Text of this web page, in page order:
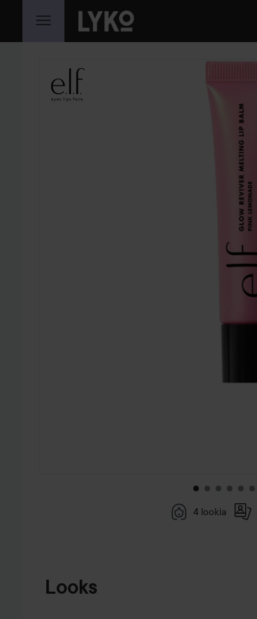
SIIRTYÄ JHK SISÄLTÖÖN
OHITA OSIO
4 lookia
Looks